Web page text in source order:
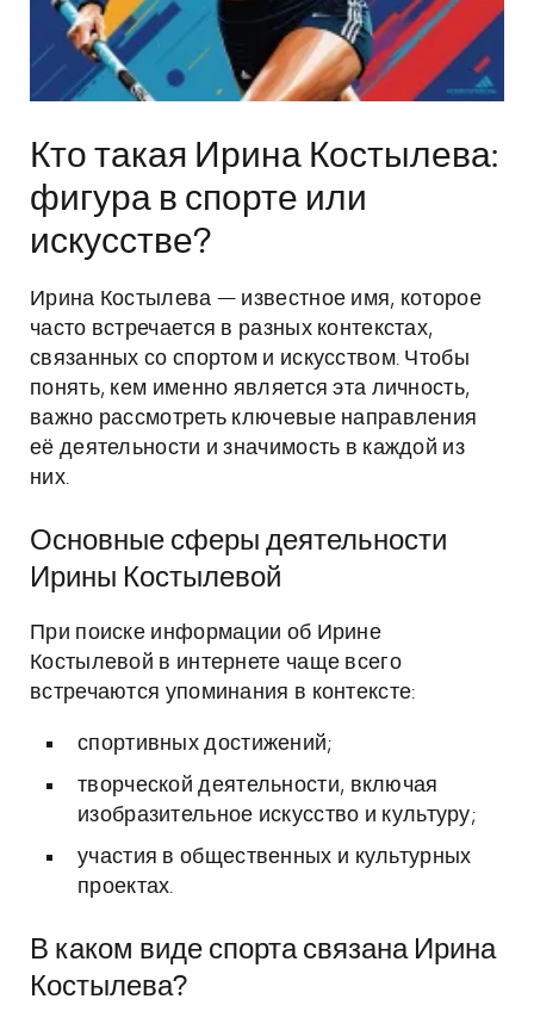
Кто такая Ирина Костылева:
фигура в спорте или
искусстве?
Ирина Костылева — известное имя, которое
часто встречается в разных контекстах,
связанных со спортом и искусством. Чтобы
понять, кем именно является эта личность,
важно рассмотреть ключевые направления
её деятельности и значимость в каждой из
них.
Основные сферы деятельности
Ирины Костылевой
При поиске информации об Ирине
Костылевой в интернете чаще всего
встречаются упоминания в контексте:
спортивных достижений;
творческой деятельности, включая
изобразительное искусство и культуру;
участия в общественных и культурных
проектах.
В каком виде спорта связана Ирина
Костылева?